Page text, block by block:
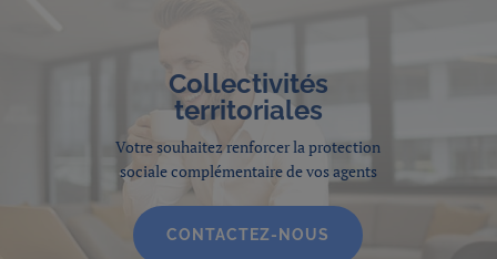
Collectivités
territoriales
Votre souhaitez renforcer la protection
sociale complémentaire de vos agents
CONTACTEZ-NOUS